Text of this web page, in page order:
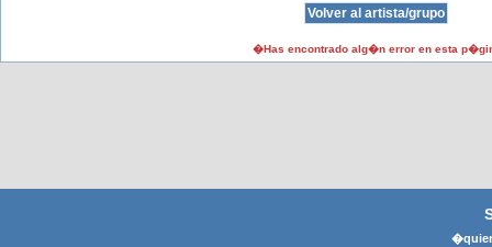
�Has encontrado alg�n error en esta